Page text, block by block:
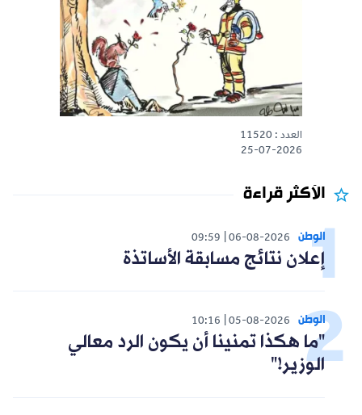
العدد : 11520
25-07-2026
الأكثر قراءة
الوطن 06-08-2026
09:59
إعلان نتائج مسابقة الأساتذة
الوطن 05-08-2026
10:16
"ما هكذا تمنينا أن يكون الرد معالي
الوزير!"